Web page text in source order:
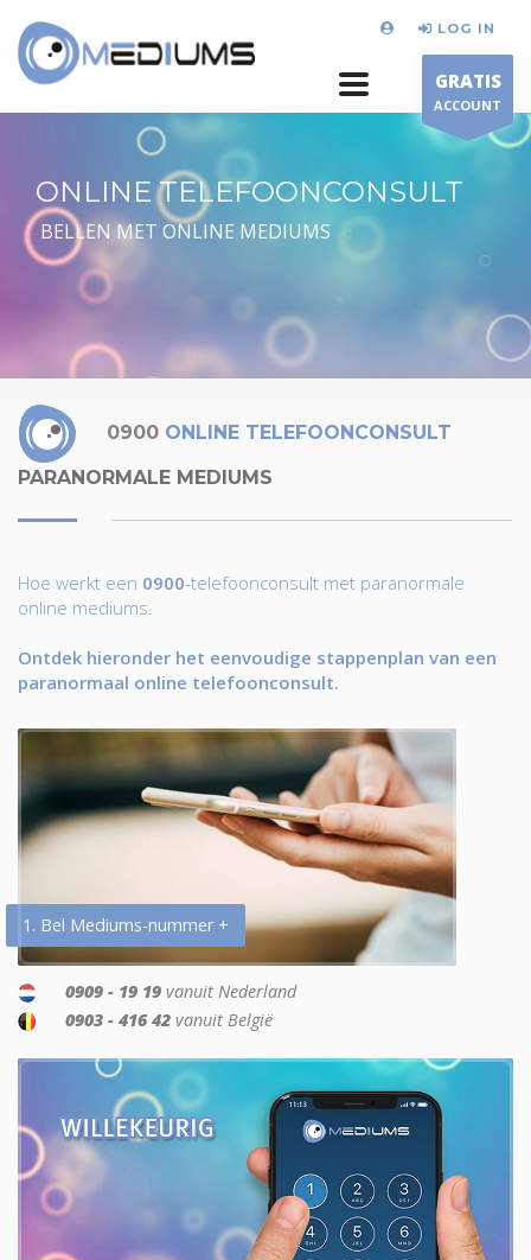
LOG IN
GRATIS
ACCOUNT
ONLINE TELEFOONCONSULT
BELLEN MET ONLINE MEDIUMS
0900 ONLINE TELEFOONCONSULT
PARANORMALE MEDIUMS
Hoe werkt een 0900-telefoonconsult met paranormale
online mediums.
Ontdek hieronder het eenvoudige stappenplan van een
paranormaal online telefoonconsult.
1. Bel Mediums-nummer +
0909 - 19 19 vanuit Nederland
0903 - 416 42 vanuit België